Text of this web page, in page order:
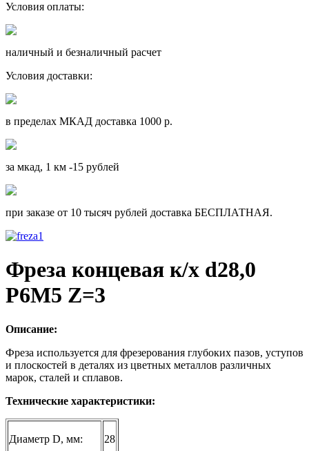
Условия оплаты:
наличный и безналичный расчет
Условия доставки:
в пределах МКАД доставка 1000 р.
за мкад, 1 км -15 рублей
при заказе от 10 тысяч рублей доставка БЕСПЛАТНАЯ.
Фpеза концевая к/x d28,0
Р6M5 Z=3
Описание:
Фреза используется для фрезерования глубоких пазов, уступов
и плоскостей в деталях из цветных металлов различных
марок, сталей и сплавов.
Технические характеристики:
Диаметр D, мм: 28